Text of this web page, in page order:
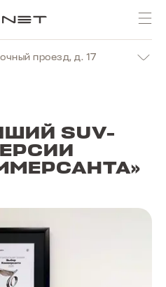
проезд, д. 17
SUV-